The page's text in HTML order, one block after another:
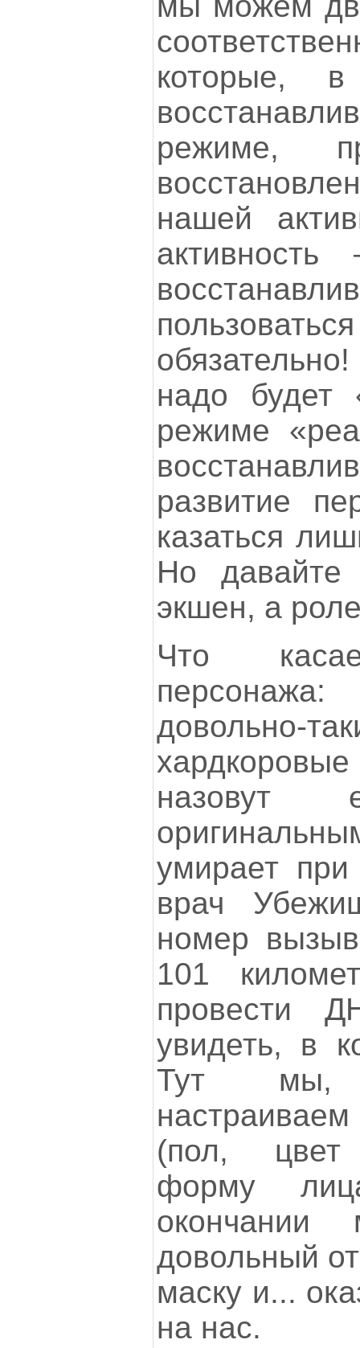
которые,
режиме,
нашей
надо будет
режиме
развитие
казаться
Но
экшен, а
Что
довольно-
назовут
умирает
врач
номер
101
провести
увидеть, в
Тут мы,
(пол, цвет
форму
довольный
маску и...
на нас.